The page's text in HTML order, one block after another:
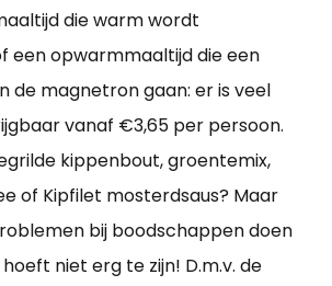
die warm wordt
een opwarmmaaltijd die een
de magnetron gaan: er is veel
vanaf €3,65 per persoon.
kippenbout, groentemix,
of Kipfilet mosterdsaus? Maar
bij boodschappen doen
niet erg te zijn! D.m.v. de